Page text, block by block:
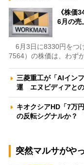
《株価
6月の売
6月3日に8330円をつ
7564）の株価は、わず
三菱重工が「AIイン
運 エヌビディアと
キオクシアHD「7万
の反転シグナルか
突然マルサがや